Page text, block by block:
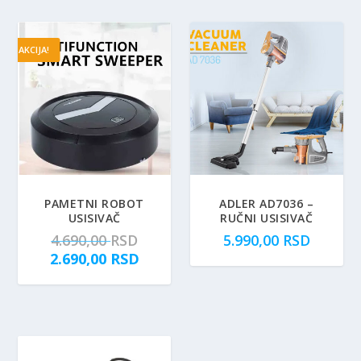
AKCIJA!
PAMETNI ROBOT
USISIVAČ
4.690,00RSD
r
2.690,00 RSDT
ADLER AD7036 –
RUČNI USISIVAČ
5.990,00 RSD